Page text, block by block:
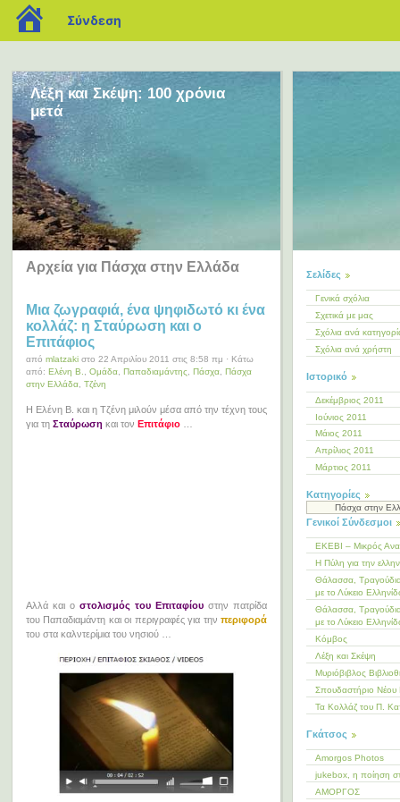
blogs.sch.gr
Σύνδεση
Λέξη και Σκέψη: 100 χρόνια
μετά
Αρχεία για Πάσχα στην Ελλάδα
Μια ζωγραφιά, ένα ψηφιδωτό κι ένα
κολλάζ: η Σταύρωση και ο
Επιτάφιος
από mlatzaki στο 22 Απριλίου 2011 στις 8:58 πμ · Κάτω
από: Ελένη Β. Ομάδα Παπαδιαμάντης Πάσχα Πάσχα
στην Ελλάδα Τζένη
Η Ελένη Β. και η Τζένη μιλούν μέσα από την τέχνη τους
για τη Σταύρωση και τον Επιτάφιο
Αλλά και ο στολισμός του Επιταφίου στην πατρίδα
του Παπαδιαμάντη και οι περιγραφές για την περιφορά
του στα καλντερίμια του νησιού …
Σελίδες
Γενικά σχόλια
Σχετικά με μας
Σχόλια ανά
Σχόλια ανά χρήστη
Ιστορικό
Δεκέμβριος 2011
Ιούνιος 2011
Μάιος 2011
Απρίλιος 2011
Μάρτιος 2011
Kατηγορίες
Kατηγορίες
Γενικοί Σύνδεσμοι
ΕΚΕΒΙ – Μικρός
Η Πύλη για την
Θάλασσα,
με το Λύκειο
Θάλασσα,
με το Λύκειο
Κόμβος
Λέξη και Σκέψη
Μυριόβιβλος
Σπουδαστήριο Νέου
Τα Κολλάζ του Π.
Γκάτσος
Amorgos Photos
jukebox, η ποίηση
ΑΜΟΡΓΟΣ